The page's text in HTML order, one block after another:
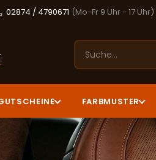
02874 / 4790671 (Mo-Fr 9 Uhr - 17 Uhr)
FARBMUSTER